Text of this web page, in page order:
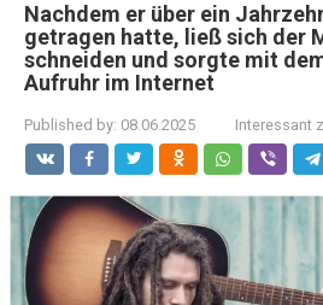
Nachdem er über ein
getragen hatte, ließ sich der
schneiden und sorgte mit
Aufruhr im Internet
Published by: 08.06.2025 Interessant